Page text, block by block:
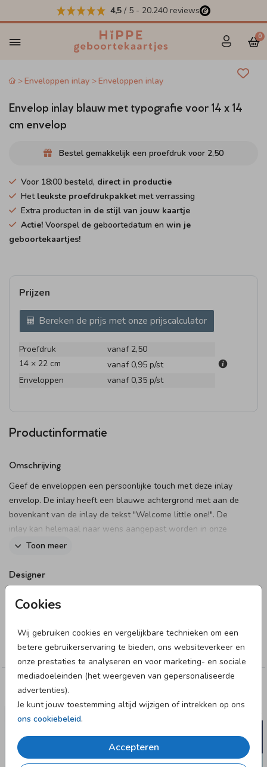
4,5 / 5 - 20.240 reviews
0
Cookies
Wij gebruiken cookies en vergelijkbare technieken om een
betere gebruikerservaring te bieden, ons websiteverkeer en
onze prestaties te analyseren en voor marketing- en sociale
mediadoeleinden (het weergeven van gepersonaliseerde
advertenties).
Je kunt jouw toestemming altijd wijzigen of intrekken op ons
ons cookiebeleid.
Accepteren
Enveloppen inlay Enveloppen inlay
Envelop inlay blauw met typografie voor 14 x 14
cm envelop
Bestel gemakkelijk een proefdruk voor 2,50
Voor 18:00 besteld, direct in productie
Het leukste proefdrukpakket met verrassing
Extra producten in de stijl van jouw kaartje
Actie! Voorspel de geboortedatum en win je
geboortekaartjes!
Prijzen
Bereken de prijs met onze prijscalculator
Proefdruk
vanaf 2,50
14 × 22 cm
vanaf 0,95 p/st
Enveloppen
vanaf 0,35 p/st
Productinformatie
Omschrijving
Geef de enveloppen een persoonlijke touch met deze inlay
envelop. De inlay heeft een blauwe achtergrond met aan de
bovenkant van de inlay de tekst "Welcome little one!". De
inlay kan helemaal naar wens aangepast worden in onze
online editor.
Toon meer
Designer
June & Berry
Collectie
Enveloppen inlay
Deze designs vind je misschien ook leuk